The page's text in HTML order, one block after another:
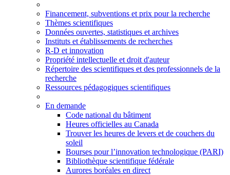
Financement, subventions et prix pour la recherche
Thèmes scientifiques
Données ouvertes, statistiques et archives
Instituts et établissements de recherches
R-D et innovation
Propriété intellectuelle et droit d'auteur
Répertoire des scientifiques et des professionnels de la
recherche
Ressources pédagogiques scientifiques
En demande
Code national du bâtiment
Heures officielles au Canada
Trouver les heures de levers et de couchers du
soleil
Bourses pour l’innovation technologique (PARI)
Bibliothèque scientifique fédérale
Aurores boréales en direct